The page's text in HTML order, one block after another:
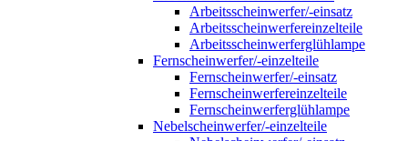
Arbeitsscheinwerfer/-einsatz
Arbeitsscheinwerfereinzelteile
Arbeitsscheinwerferglühlampe
Fernscheinwerfer/-einzelteile
Fernscheinwerfer/-einsatz
Fernscheinwerfereinzelteile
Fernscheinwerferglühlampe
Nebelscheinwerfer/-einzelteile